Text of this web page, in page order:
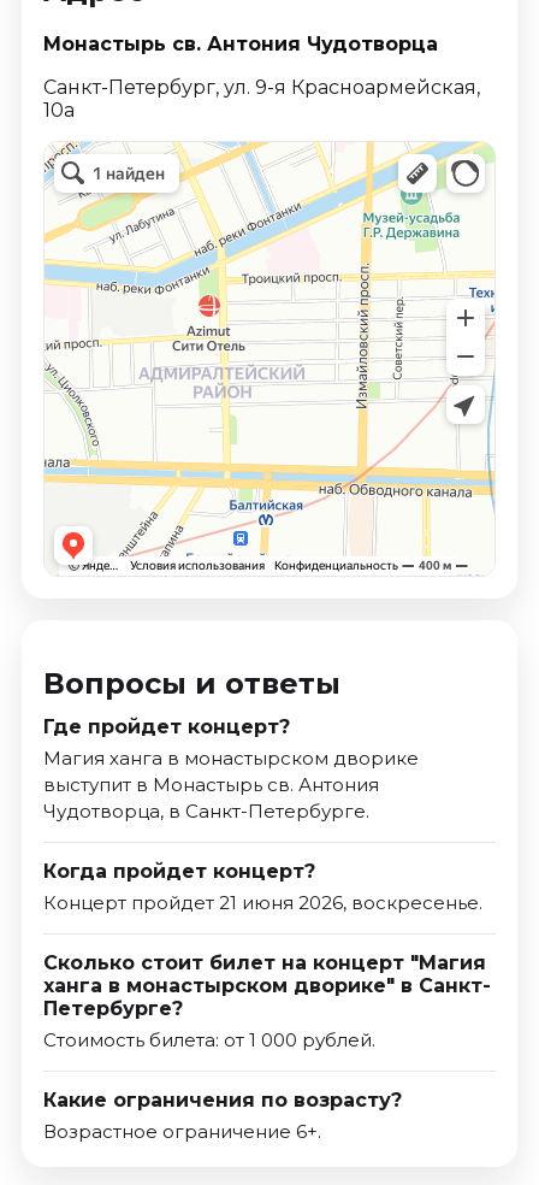
Монастырь св. Антония Чудотворца
Санкт-Петербург, ул. 9-я Красноармейская,
10а
Вопросы и ответы
Где пройдет концерт?
Магия ханга в монастырском дворике
выступит в Монастырь св. Антония
Чудотворца, в Санкт-Петербурге.
Когда пройдет концерт?
Концерт пройдет 21 июня 2026, воскресенье.
Сколько стоит билет на концерт "Магия
ханга в монастырском дворике" в Санкт-
Петербурге?
Стоимость билета: от 1 000 рублей.
Какие ограничения по возрасту?
Возрастное ограничение 6+.